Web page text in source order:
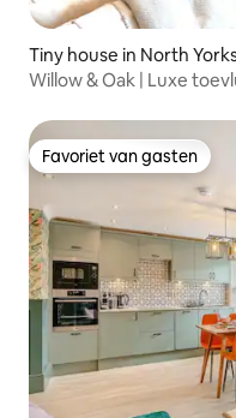
Tiny house in North
Willow & Oak | Luxe
Favoriet van gasten
Favoriet van gasten